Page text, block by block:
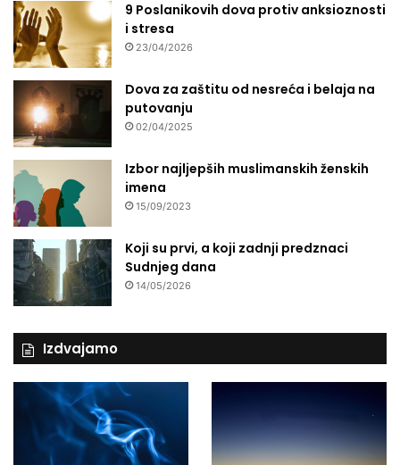
9 Poslanikovih dova protiv anksioznosti
i stresa
23/04/2026
Dova za zaštitu od nesreća i belaja na
putovanju
02/04/2025
Izbor najljepših muslimanskih ženskih
imena
15/09/2023
Koji su prvi, a koji zadnji predznaci
Sudnjeg dana
14/05/2026
Izdvajamo